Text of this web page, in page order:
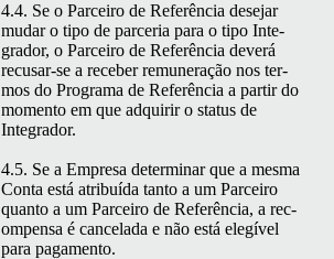
4.4. Se o Par­ceiro de Refer­ên­cia dese­jar
mudar o tipo de parce­ria para o tipo Inte­
grador, o Par­ceiro de Refer­ên­cia dev­erá
recusar-se a rece­ber remu­ner­ação nos ter­
mos do Pro­gra­ma de Refer­ên­cia a par­tir do
momen­to em que adquirir o sta­tus de
Integrador.
4.5. Se a Empre­sa deter­mi­nar que a mes­ma
Con­ta está atribuí­da tan­to a um Par­ceiro
quan­to a um Par­ceiro de Refer­ên­cia, a rec­
om­pen­sa é can­ce­la­da e não está elegív­el
para pagamento.